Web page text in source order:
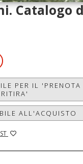
Catalogo
PER IL 'PRENOTA
ALL'ACQUISTO